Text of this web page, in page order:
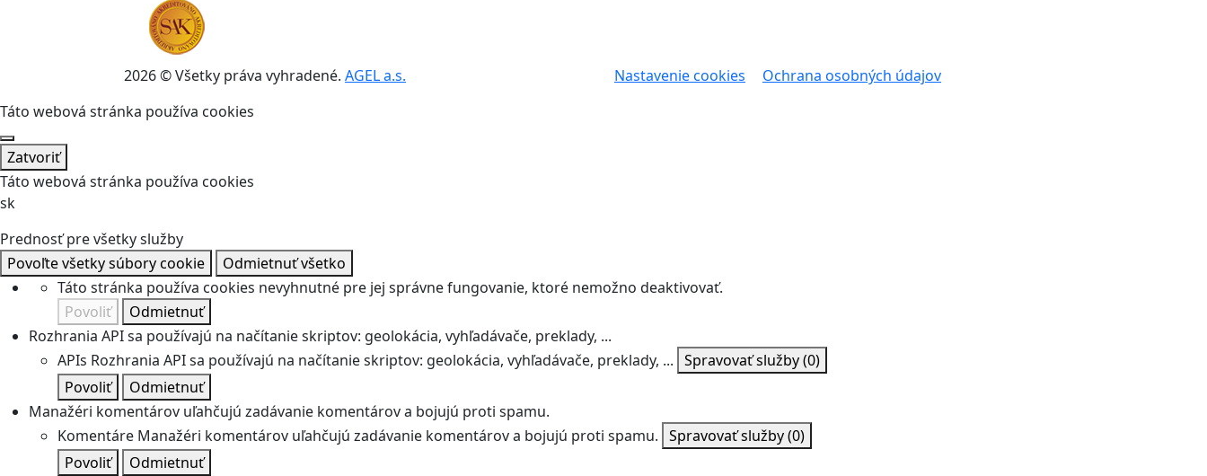
2026 © Všetky práva vyhradené. AGEL a.s. Nastavenie cookies
Ochrana osobných údajov
Táto webová stránka používa cookies
Zatvoriť
Táto webová stránka používa cookies
sk
Prednosť pre všetky služby
Povoľte všetky súbory cookie
Odmietnuť všetko
Táto stránka používa cookies nevyhnutné pre jej správne fungovanie, ktoré nemožno deaktivovať.
Povoliť
Odmietnuť
Rozhrania API sa používajú na načítanie skriptov: geolokácia, vyhľadávače, preklady, ...
APIs Rozhrania API sa používajú na načítanie skriptov: geolokácia, vyhľadávače, preklady, ... Spravovať služby(0)
Povoliť
Odmietnuť
Manažéri komentárov uľahčujú zadávanie komentárov a bojujú proti spamu.
Komentáre Manažéri komentárov uľahčujú zadávanie komentárov a bojujú proti spamu. Spravovať služby(0)
Povoliť
Odmietnuť